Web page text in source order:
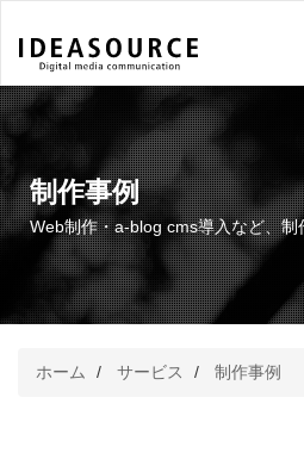
制作事例
Web制作・a-blog cms導入など、制
ホーム サービス 制作事例